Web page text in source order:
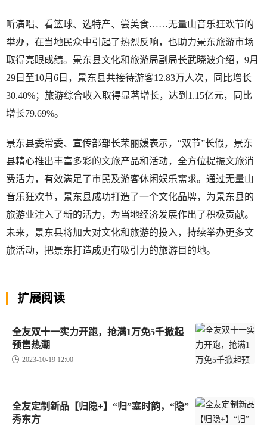
听演唱、看篮球、选特产、尝美食……无量山音乐狂欢节的
举办，在当地民众中引起了热烈反响，也助力景东旅游市场
取得亮眼成绩。景东县文化和旅游局副局长武晓波介绍，9月
29日至10月6日，景东县共接待游客12.83万人次，同比增长
30.40%；旅游综合收入取得显著增长，达到1.15亿元，同比
增长79.69%。
景东县委常委、宣传部部长荣丽媛表示，“双节”长假，景东
县精心推出丰富多彩的文旅产品和活动，全方位提振文旅消
费活力，有效满足了市民及游客休闲娱乐需求。通过无量山
音乐狂欢节，景东县成功打造了一个文化品牌，为景东县的
旅游业注入了新的活力，为当地经济发展作出了积极贡献。
未来，景东县将加大对文化和旅游的投入，持续举办更多文
旅活动，把景东打造成更有吸引力的旅游目的地。
扩展阅读
全友双十一实力开跑，抢满1万免5千掀起
预售热潮
2023-10-19 12:00
全友定制新品【归隐+】“归”塞时韵，“隐”
秀东方